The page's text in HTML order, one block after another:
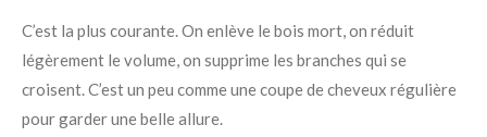
C’est la plus courante. On enlève le bois mort, on réduit
légèrement le volume, on supprime les branches qui se
croisent. C’est un peu comme une coupe de cheveux régulière
pour garder une belle allure.